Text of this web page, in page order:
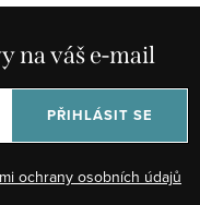
na váš e-mail
ochrany osobních údajů
PŘIHLÁSIT SE